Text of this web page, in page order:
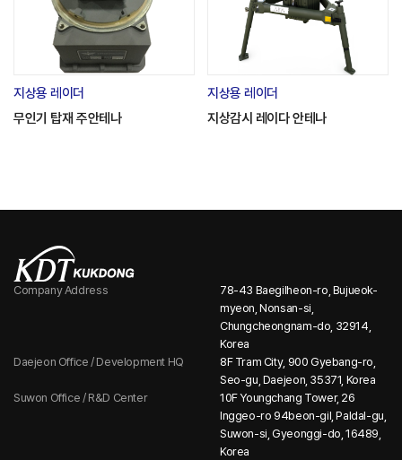
지상용 레이더
무인기 탑재 주안테나
지상용 레이더
지상감시 레이다 안테나
Company Address
78-43 Baegilheon-ro, Bujueok-
myeon, Nonsan-si,
Chungcheongnam-do, 32914,
Korea
Daejeon Office / Development HQ
8F Tram City, 900 Gyebang-ro,
Seo-gu, Daejeon, 35371, Korea
Suwon Office / R&D Center
10F Youngchang Tower, 26
Inggeo-ro 94beon-gil, Paldal-gu,
Suwon-si, Gyeonggi-do, 16489,
Korea